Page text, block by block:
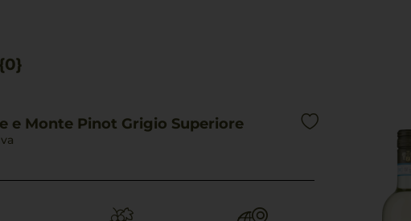
e Monte Pinot Grigio Superiore